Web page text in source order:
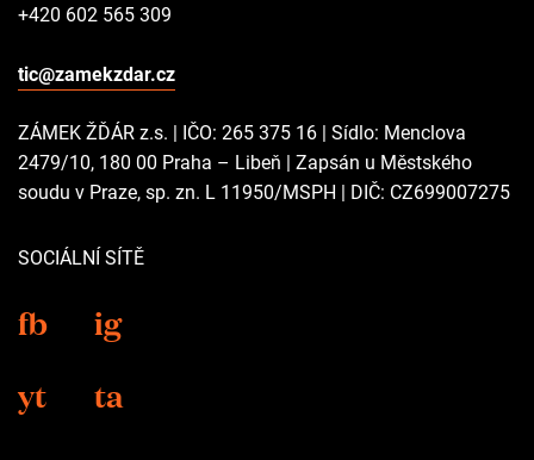
+420 602 565 309
tic@zamekzdar.cz
ZÁMEK ŽĎÁR z.s. | IČO: 265 375 16 | Sídlo: Menclova
2479/10, 180 00 Praha – Libeň | Zapsán u Městského
soudu v Praze, sp. zn. L 11950/MSPH | DIČ: CZ699007275
SOCIÁLNÍ SÍTĚ
fb
ig
yt
ta